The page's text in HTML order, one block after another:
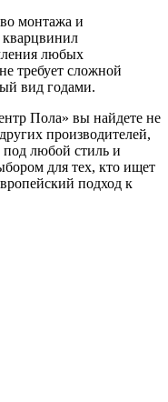
монтажа и
кварцвинил
любых
требует сложной
вид годами.
Пола» вы найдете не
производителей,
любой стиль и
для тех, кто ищет
подход к